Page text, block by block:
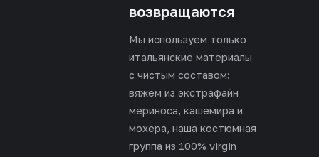
возвращаются
Мы используем только
итальянские материалы
с чистым составом:
вяжем из экстрафайн
мериноса, кашемира и
мохера, наша костюмная
группа из 100% virgin